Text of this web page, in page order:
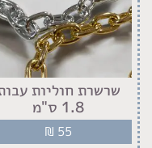
שרשרת חוליות
1.8 ס"מ
₪ 55